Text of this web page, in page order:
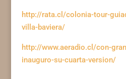
http://rata.cl/colonia-tour-
villa-baviera/
http://www.aeradio.cl/con-
inauguro-su-cuarta-version/